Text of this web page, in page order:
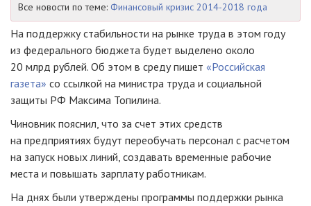
Все новости по теме: Финансовый кризис 2014-2018 года
На поддержку стабильности на рынке труда в этом году
из федерального бюджета будет выделено около
20 млрд рублей. Об этом в среду пишет «Российская
газета» со ссылкой на министра труда и социальной
защиты РФ Максима Топилина.
Чиновник пояснил, что за счет этих средств
на предприятиях будут переобучать персонал с расчетом
на запуск новых линий, создавать временные рабочие
места и повышать зарплату работникам.
На днях были утверждены программы поддержки рынка